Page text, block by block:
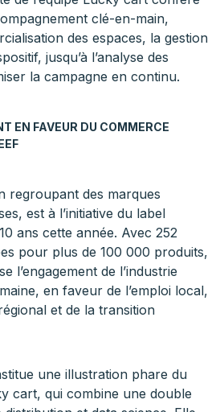
clé-en-main,
des espaces, la gestion
jusqu’à l’analyse des
la campagne en continu.
EN FAVEUR DU COMMERCE
regroupant des marques
est à l’initiative du label
ans cette année. Avec 252
pour plus de 100 000 produits,
l’engagement de l’industrie
en faveur de l’emploi local,
et de la transition
une illustration phare du
cart, qui combine une double